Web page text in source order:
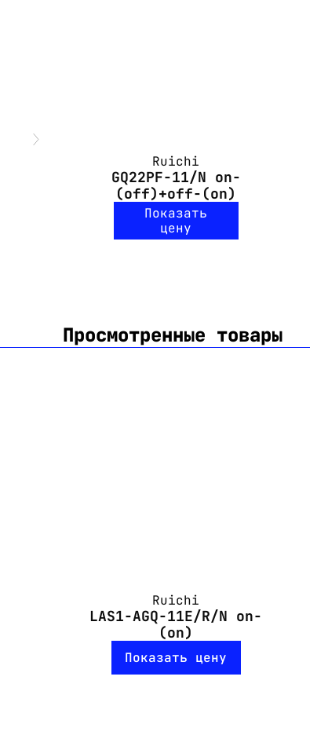
Ruichi
GQ22PF-11/N on-
(off)+off-(on)
Показать
цену
Просмотренные товары
Ruichi
LAS1-AGQ-11E/R/N on-
(on)
Показать цену